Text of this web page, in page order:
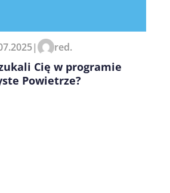
| red.
Cię w programie
Powietrze?